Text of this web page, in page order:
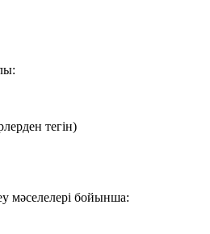
тегін)
мәселелері бойынша: